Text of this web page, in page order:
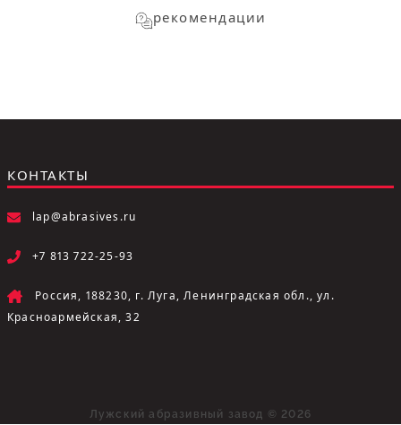
рекомендации
КОНТАКТЫ
lap@abrasives.ru
+7 813 722-25-93
Россия, 188230, г. Луга, Ленинградская обл., ул.
Красноармейская, 32
Лужский абразивный завод © 2026